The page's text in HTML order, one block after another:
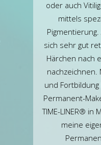
oder auch
mittels
sich sehr gut
Härchen nach
nachzeichnen.
und
Permanent-
TIME-LINER® in
meine